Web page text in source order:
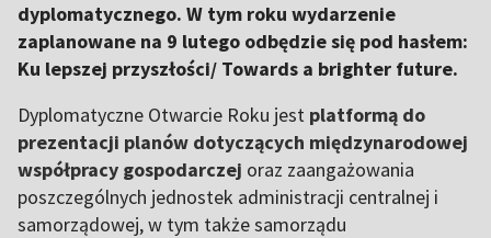
dyplomatycznego. W tym roku wydarzenie
zaplanowane na 9 lutego odbędzie się pod hasłem:
Ku lepszej przyszłości/ Towards a brighter future.
Dyplomatyczne Otwarcie Roku jest platformą do
prezentacji planów dotyczących międzynarodowej
współpracy gospodarczej oraz zaangażowania
poszczególnych jednostek administracji centralnej i
samorządowej, w tym także samorządu